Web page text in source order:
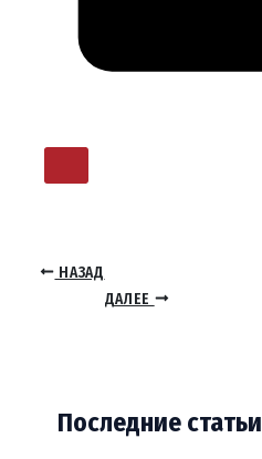
НАЗАД
ДАЛЕЕ
Последние статьи